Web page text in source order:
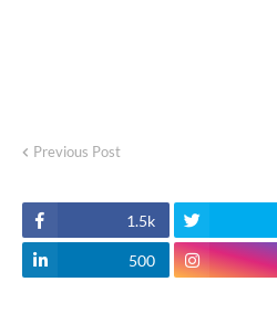
Previous Post
1.5k
500